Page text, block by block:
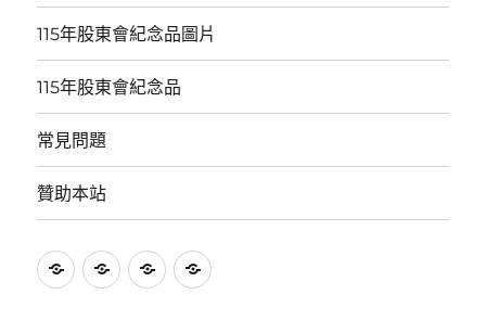
115年股東會紀念品圖片
115年股東會紀念品
常見問題
贊助本站
115
115
常
贊